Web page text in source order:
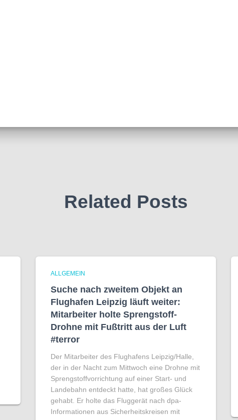
Related Posts
ALLGEMEIN
Suche nach zweitem Objekt an
Flughafen Leipzig läuft weiter:
Mitarbeiter holte Sprengstoff-
Drohne mit Fußtritt aus der Luft
#terror
Der Mitarbeiter des Flughafens Leipzig/Halle,
der in der Nacht zum Mittwoch eine Drohne mit
Sprengstoffvorrichtung auf einer Start- und
Landebahn entdeckt hatte, hat großes Glück
gehabt. Er holte das Fluggerät nach dpa-
Informationen aus Sicherheitskreisen mit